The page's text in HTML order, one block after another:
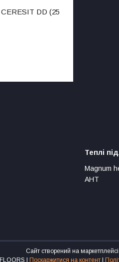
DD (25
Теплі
Magnum
АНТ
Сайт створений на маркетплейсі
Поскаржитися на контент